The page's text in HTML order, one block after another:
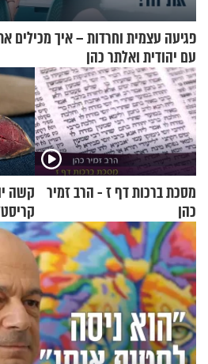
פגיעה עצמית וחרדות – איך מכילים
עם יהודית ואלתר כהן
מסכת ברכות דף ז - הרב זמיר
כהן
קשה
בלתי